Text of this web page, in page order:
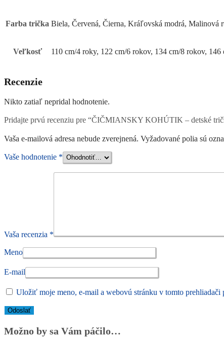
Farba trička Biela, Červená, Čierna, Kráľovská modrá, Malinová
Veľkosť 110 cm/4 roky, 122 cm/6 rokov, 134 cm/8 rokov,
Recenzie
Nikto zatiaľ nepridal hodnotenie.
Pridajte prvú recenziu pre “ČIČMIANSKY KOHÚTIK – detské
Vaša e-mailová adresa nebude zverejnená. Vyžadované polia sú
Vaše hodnotenie *
Vaša recenzia *
Meno
E-mail
Uložiť moje meno, e-mail a webovú stránku v tomto prehliadači
Možno by sa Vám páčilo…